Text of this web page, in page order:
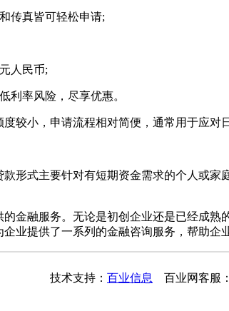
传真皆可轻松申请;
人民币;
利率风险，尽享优惠。
较小，申请流程相对简便，通常用于应对
形式主要针对有短期资金需求的个人或
金融服务。无论是初创企业还是已经成
业提供了一系列的金融咨询服务，帮助企
技术支持： 百业信息 百业网客服：